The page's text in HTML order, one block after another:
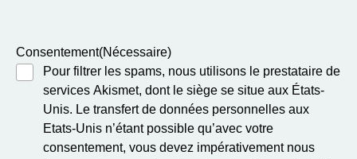
Consentement(Nécessaire)
Pour filtrer les spams, nous utilisons le prestataire de
services Akismet, dont le siège se situe aux États-
Unis. Le transfert de données personnelles aux
Etats-Unis n’étant possible qu’avec votre
consentement, vous devez impérativement nous